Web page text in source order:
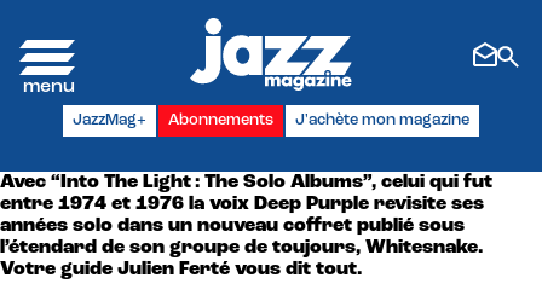
JazzMag+ Abonnements J'achète mon magazine
Avec “Into The Light : The Solo Albums”, celui qui fut
entre 1974 et 1976 la voix Deep Purple revisite ses
années solo dans un nouveau coffret publié sous
l’étendard de son groupe de toujours, Whitesnake.
Votre guide Julien Ferté vous dit tout.